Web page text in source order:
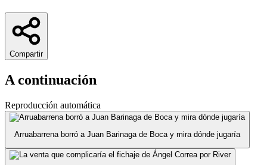
Compartir
A continuación
Reproducción automática
Arruabarrena borró a Juan Barinaga de Boca y mira dónde jugaría